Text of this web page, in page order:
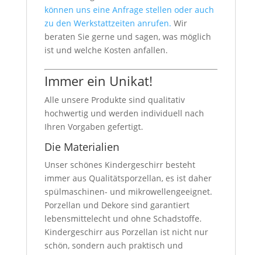
können uns eine Anfrage stellen oder auch
zu den Werkstattzeiten anrufen. Wir
beraten Sie gerne und sagen, was möglich
ist und welche Kosten anfallen.
Immer ein Unikat!
Alle unsere Produkte sind qualitativ
hochwertig und werden individuell nach
Ihren Vorgaben gefertigt.
Die Materialien
Unser schönes Kindergeschirr besteht
immer aus Qualitätsporzellan, es ist daher
spülmaschinen- und mikrowellengeeignet.
Porzellan und Dekore sind garantiert
lebensmittelecht und ohne Schadstoffe.
Kindergeschirr aus Porzellan ist nicht nur
schön, sondern auch praktisch und